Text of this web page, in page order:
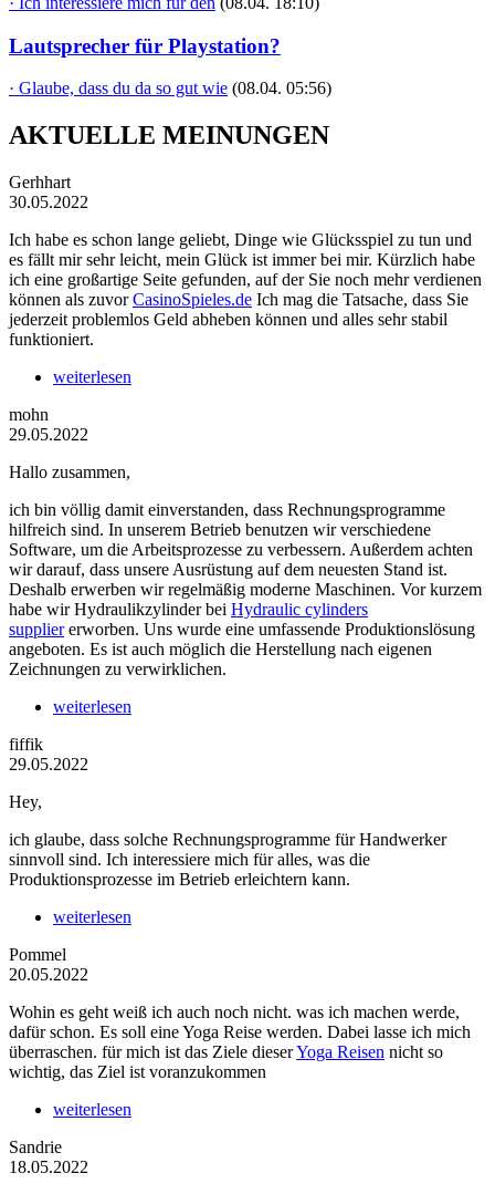
Lautsprecher für Playstation?
· Glaube, dass du da so gut wie (08.04. 05:56)
AKTUELLE MEINUNGEN
Gerhhart
30.05.2022
Ich habe es schon lange geliebt, Dinge wie Glücksspiel zu tun und
es fällt mir sehr leicht, mein Glück ist immer bei mir. Kürzlich habe
ich eine großartige Seite gefunden, auf der Sie noch mehr verdienen
können als zuvorCasinoSpieles.de Ich mag die Tatsache, dass Sie
jederzeit problemlos Geld abheben können und alles sehr stabil
funktioniert.
weiterlesen
mohn
29.05.2022
Hallo zusammen,
ich bin völlig damit einverstanden, dass Rechnungsprogramme
hilfreich sind. In unserem Betrieb benutzen wir verschiedene
Software, um die Arbeitsprozesse zu verbessern. Außerdem achten
wir darauf, dass unsere Ausrüstung auf dem neuesten Stand ist.
Deshalb erwerben wir regelmäßig moderne Maschinen. Vor kurzem
habe wir Hydraulikzylinder bei Hydraulic cylinders
suppliererworben. Uns wurde eine umfassende Produktionslösung
angeboten. Es ist auch möglich die Herstellung nach eigenen
Zeichnungen zu verwirklichen.
weiterlesen
fiffik
29.05.2022
Hey,
ich glaube, dass solche Rechnungsprogramme für Handwerker
sinnvoll sind. Ich interessiere mich für alles, was die
Produktionsprozesse im Betrieb erleichtern kann.
weiterlesen
Pommel
20.05.2022
Wohin es geht weiß ich auch noch nicht. was ich machen werde,
dafür schon. Es soll eine Yoga Reise werden. Dabei lasse ich mich
überraschen. für mich ist das Ziele dieserYoga Reisen nicht so
wichtig, das Ziel ist voranzukommen
weiterlesen
Sandrie
18.05.2022